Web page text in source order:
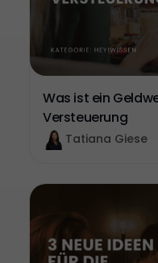
Was ist ein
Versteuerung
Tatiana Giese